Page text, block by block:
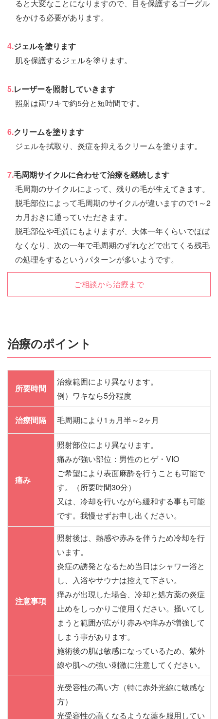
ると大変なことになりますので、目を保護するゴーグル
をかける必要があります。
4.ジェルを塗ります
肌を保護するジェルを塗ります。
5.レーザーを照射していきます
照射は両ワキで約5分と短時間です。
6.クリームを塗ります
ジェルを拭取り、炎症を抑えるクリームを塗ります。
7.毛周期サイクルに合わせて治療を継続します
毛周期のサイクルによって、残りの毛が生えてきます。
脱毛部位によって毛周期のサイクルが違いますので1～2
カ月おきに通っていただきます。
脱毛部位や毛質にもよりますが、大体一年くらいでほぼ
なくなり、次の一年で毛周期のずれなどで出てくる残毛
の処理をするというパターンが多いようです。
ご相談から治療まで
治療のポイント
所要時間
治療範囲により異なります。
例）ワキなら5分程度
治療間隔 毛周期により1ヵ月半～2ヶ月
痛み
照射部位により異なります。
痛みが強い部位：男性のヒゲ・VIO
ご希望により表面麻酔を行うことも可能で
す。（所要時間30分）
又は、冷却を行いながら緩和する事も可能
です。我慢せずお申し出ください。
注意事項
照射後は、熱感や赤みを伴うため冷却を行
います。
炎症の誘発となるため当日はシャワー浴と
し、入浴やサウナは控えて下さい。
痒みが出現した場合、冷却と処方薬の炎症
止めをしっかりご使用ください。掻いてし
まうと範囲が広がり赤みや痒みが増強して
しまう事があります。
施術後の肌は敏感になっているため、紫外
線や肌への強い刺激に注意してください。
光受容性の高い方（特に赤外光線に敏感な
方）
光受容性の高くなるような薬を服用してい